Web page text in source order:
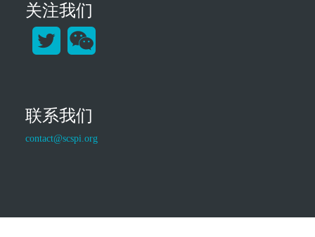
关注我们
联系我们
contact@scspi.org